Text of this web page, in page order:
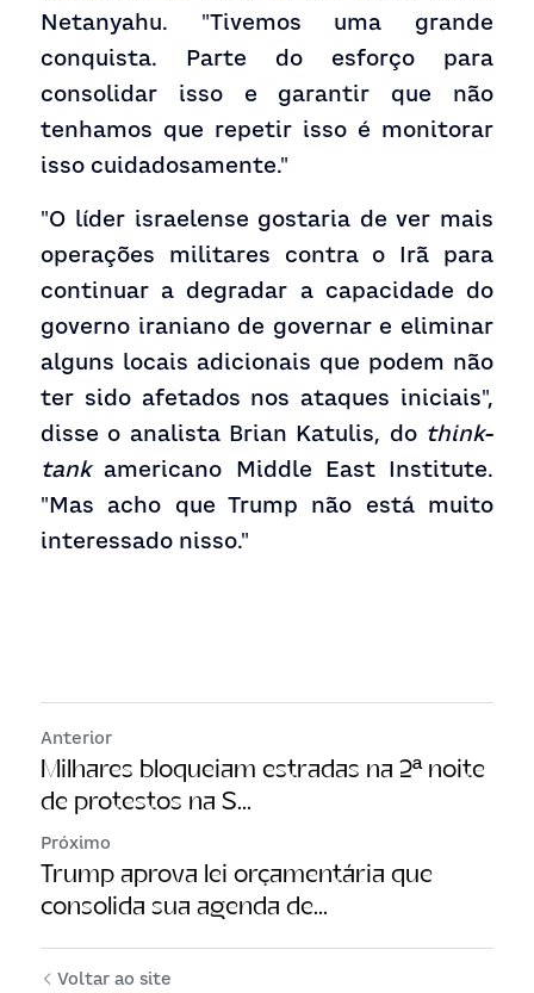
Netanyahu. "Tivemos uma grande
conquista. Parte do esforço para
consolidar isso e garantir que não
tenhamos que repetir isso é monitorar
isso cuidadosamente."
"O líder israelense gostaria de ver mais
operações militares contra o Irã para
continuar a degradar a capacidade do
governo iraniano de governar e eliminar
alguns locais adicionais que podem não
ter sido afetados nos ataques iniciais",
disse o analista Brian Katulis, do think-
tank americano Middle East Institute.
"Mas acho que Trump não está muito
interessado nisso."
Anterior
Milhares bloqueiam estradas na 2ª noite
de protestos na S...
Próximo
Trump aprova lei orçamentária que
consolida sua agenda de...
Voltar ao site